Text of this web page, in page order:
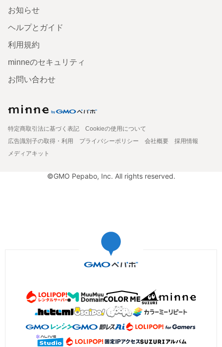
お知らせ
ヘルプとガイド
利用規約
minneのセキュリティ
お問い合わせ
特定商取引法に基づく表記
Cookieの使用について
広告識別子の取得・利用
プライバシーポリシー 会社概要
採用情報
メディアキット
©GMO Pepabo, Inc. All rights reserved.